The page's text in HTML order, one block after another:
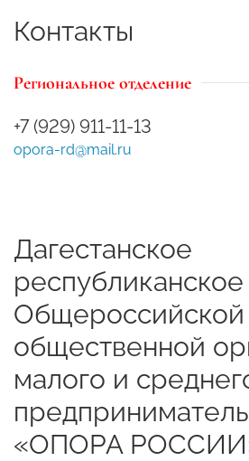
Контакты
Региональное отделение
+7 (929) 911-11-13
opora-rd@mail.ru
Дагестанское
Общероссийской
общественной
малого и
«ОПОРА